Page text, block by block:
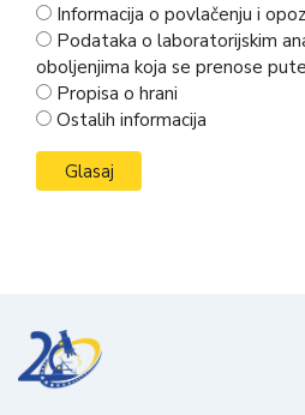
Informacija o povlačenju i
Podataka o laboratorijskim
oboljenjima koja se prenose
Propisa o hrani
Ostalih informacija